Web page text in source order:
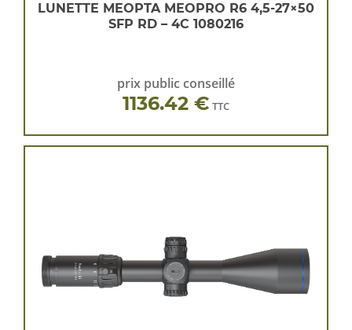
LUNETTE MEOPTA MEOPRO R6 4,5-27×50
SFP RD – 4C 1080216
prix public conseillé
1136.42 € TTC